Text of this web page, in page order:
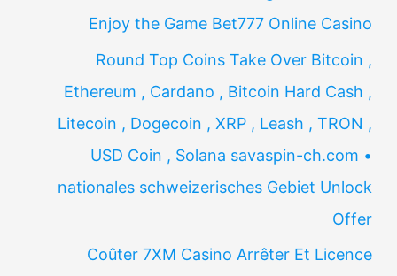
Enjoy the Game Bet777 Online Casino
Round Top Coins Take Over Bitcoin ,
Ethereum , Cardano , Bitcoin Hard Cash ,
Litecoin , Dogecoin , XRP , Leash , TRON ,
USD Coin , Solana savaspin-ch.com •
nationales schweizerisches Gebiet Unlock
Offer
Coûter 7XM Casino Arrêter Et Licence